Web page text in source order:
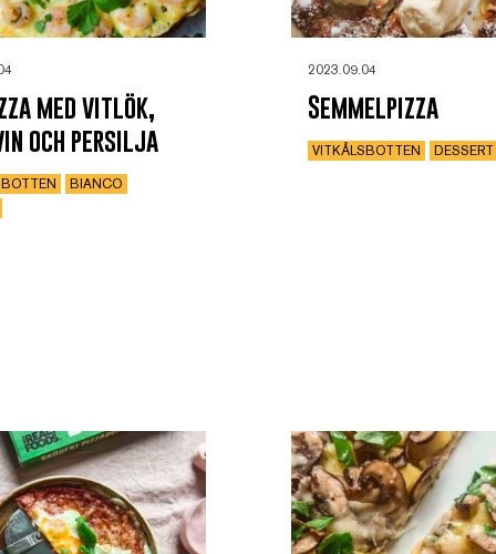
med vitlök,
och persilja
BIANCO
2023.09.04
Semmelpizza
VITKÅLSBOTTEN DESSERT